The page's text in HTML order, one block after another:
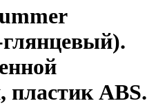
пластик ABS.